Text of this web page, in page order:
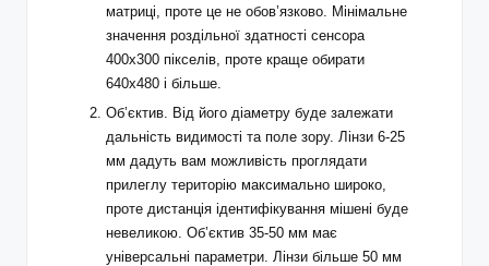
матриці, проте це не обов’язково. Мінімальне
значення роздільної здатності сенсора
400х300 пікселів, проте краще обирати
640х480 і більше.
Об’єктив. Від його діаметру буде залежати
дальність видимості та поле зору. Лінзи 6-25
мм дадуть вам можливість проглядати
прилеглу територію максимально широко,
проте дистанція ідентифікування мішені буде
невеликою. Об’єктив 35-50 мм має
універсальні параметри. Лінзи більше 50 мм